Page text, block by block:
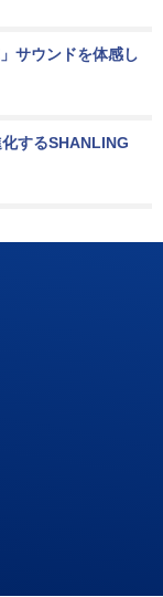
サウンドを体感し
するSHANLING